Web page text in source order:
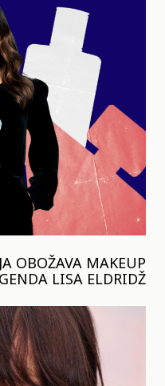
OBOŽAVA MAKEUP
LISA ELDRIDŽ